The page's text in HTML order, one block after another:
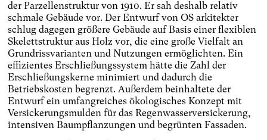
der Parzellenstruktur von 1910. Er sah deshalb relativ
schmale Gebäude vor. Der Entwurf von OS arkitekter
schlug dagegen größere Gebäude auf Basis einer flexiblen
Skelettstruktur aus Holz vor, die eine große Vielfalt an
Grundrissvarianten und Nutzungen ermöglichten. Ein
effizientes Erschließungssystem hätte die Zahl der
Erschließungskerne minimiert und dadurch die
Betriebskosten begrenzt. Außerdem beinhaltete der
Entwurf ein umfangreiches ökologisches Konzept mit
Versickerungsmulden für das Regenwasserversickerung,
intensiven Baumpflanzungen und begrünten Fassaden.